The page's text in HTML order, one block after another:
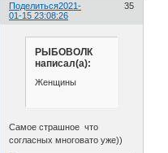
Поделиться 35
2021-
01-15 23:08:26
РЫБОВОЛК
написал(а):
Женщины
Самое страшное что
согласных многовато уже))